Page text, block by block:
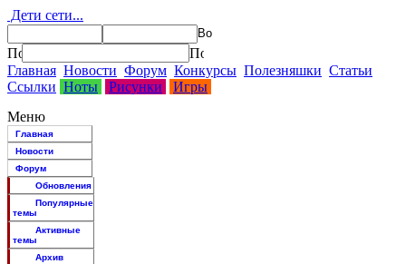
Дети сети...
Главная Новости Форум Конкурсы Полезняшки Статьи
Ссылки Ноты Рисунки
Игры
Меню
Главная
Новости
Форум
Обновления
Популярные
темы
Активные
темы
Архив